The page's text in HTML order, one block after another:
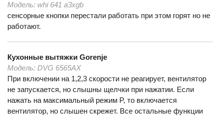
Модель: whi 641 a3xgb
сенсорные кнопки перестали работать при этом горят но не
работают.
Кухонные вытяжки Gorenje
Модель: DVG 6565AX
При включении на 1,2,3 скорости не реагирует, вентилятор
не запускается, но слышны щелчки при нажатии. Если
нажать на максимальный режим P, то включается
вентилятор, но слышен скрежет. Все остальные функции